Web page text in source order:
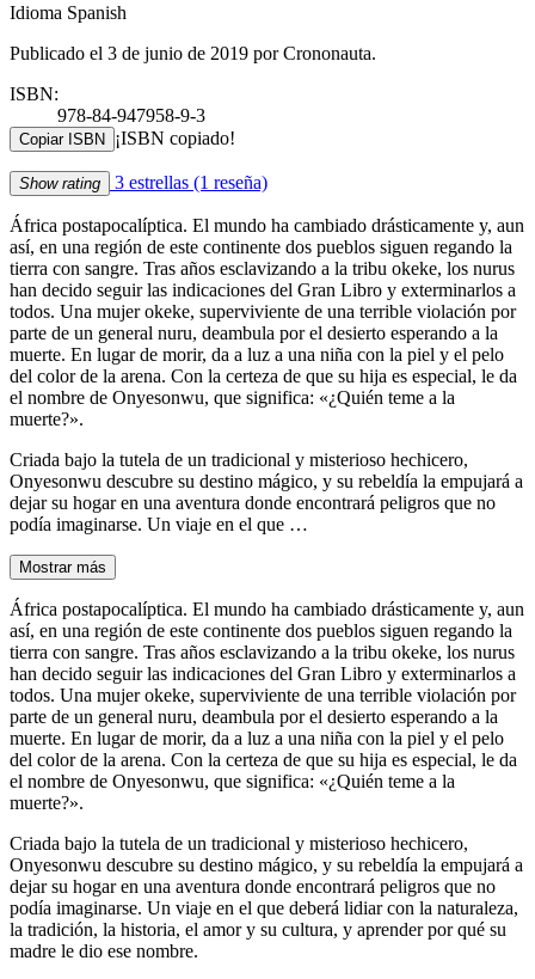
Idioma Spanish
Publicado el 3 de junio de 2019 por Crononauta.
ISBN:
978-84-947958-9-3
Copiar ISBN ¡ISBN copiado!
Show rating 3 estrellas (1 reseña)
África postapocalíptica. El mundo ha cambiado drásticamente y, aun
así, en una región de este continente dos pueblos siguen regando la
tierra con sangre. Tras años esclavizando a la tribu okeke, los nurus
han decido seguir las indicaciones del Gran Libro y exterminarlos a
todos. Una mujer okeke, superviviente de una terrible violación por
parte de un general nuru, deambula por el desierto esperando a la
muerte. En lugar de morir, da a luz a una niña con la piel y el pelo
del color de la arena. Con la certeza de que su hija es especial, le da
el nombre de Onyesonwu, que significa: «¿Quién teme a la
muerte?».
Criada bajo la tutela de un tradicional y misterioso hechicero,
Onyesonwu descubre su destino mágico, y su rebeldía la empujará a
dejar su hogar en una aventura donde encontrará peligros que no
podía imaginarse. Un viaje en el que …
Mostrar más
África postapocalíptica. El mundo ha cambiado drásticamente y, aun
así, en una región de este continente dos pueblos siguen regando la
tierra con sangre. Tras años esclavizando a la tribu okeke, los nurus
han decido seguir las indicaciones del Gran Libro y exterminarlos a
todos. Una mujer okeke, superviviente de una terrible violación por
parte de un general nuru, deambula por el desierto esperando a la
muerte. En lugar de morir, da a luz a una niña con la piel y el pelo
del color de la arena. Con la certeza de que su hija es especial, le da
el nombre de Onyesonwu, que significa: «¿Quién teme a la
muerte?».
Criada bajo la tutela de un tradicional y misterioso hechicero,
Onyesonwu descubre su destino mágico, y su rebeldía la empujará a
dejar su hogar en una aventura donde encontrará peligros que no
podía imaginarse. Un viaje en el que deberá lidiar con la naturaleza,
la tradición, la historia, el amor y su cultura, y aprender por qué su
madre le dio ese nombre.